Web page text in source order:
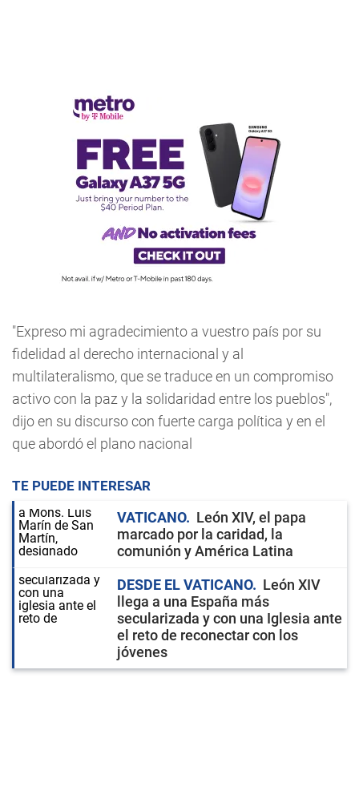
"Expreso mi agradecimiento a vuestro país por su
fidelidad al derecho internacional y al
multilateralismo, que se traduce en un compromiso
activo con la paz y la solidaridad entre los pueblos",
dijo en su discurso con fuerte carga política y en el
que abordó el plano nacional
TE PUEDE INTERESAR
VATICANO
León XIV, el papa
marcado por la caridad, la
comunión y América Latina
DESDE EL VATICANO
León XIV
llega a una España más
secularizada y con una Iglesia ante
el reto de reconectar con los
jóvenes